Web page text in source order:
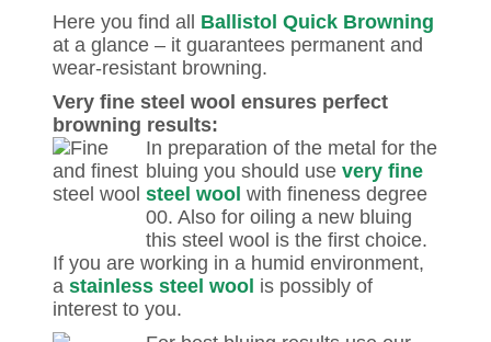
Here you find all Ballistol Quick Browning
at a glance – it guarantees permanent and
wear-resistant browning.
Very fine steel wool ensures perfect
browning results:
In preparation of the metal for the
bluing you should use very fine
steel wool with fineness degree
00. Also for oiling a new bluing
this steel wool is the first choice.
If you are working in a humid environment,
a stainless steel wool is possibly of
interest to you.